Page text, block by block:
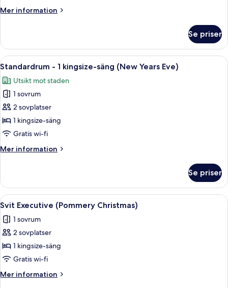
säng
Mer information
Mer
-
kingsize-
Se priser
Öppna
alla
foton
för
Standardrum
-
1
säng
Eve)
Ett hotellrum med en stor säng, två
12
Standardrum - 1 kingsize-säng (New Years Eve)
Utsikt mot staden
1 sovrum
2 sovplatser
1 kingsize-säng
Gratis wi-fi
Mer information
Mer
-
kingsize-
(New
Years
Se priser
Öppna
alla
foton
för
Svit
Executive
(Pommery
Christmas)
Ett vardagsrum med en soffa,
6
Svit Executive (Pommery Christmas)
1 sovrum
2 sovplatser
1 kingsize-säng
Gratis wi-fi
Mer information
Mer